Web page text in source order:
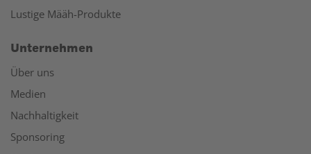
Lustige Määh-Produkte
Unternehmen
Über uns
Medien
Nachhaltigkeit
Sponsoring